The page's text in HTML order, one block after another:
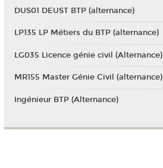
DUS01 DEUST BTP (alternance)
LP135 LP Métiers du BTP (alternance)
LG035 Licence génie civil (Alternance)
MR155 Master Génie Civil (alternance)
Ingénieur BTP (Alternance)